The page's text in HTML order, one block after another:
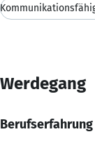
Werdegang